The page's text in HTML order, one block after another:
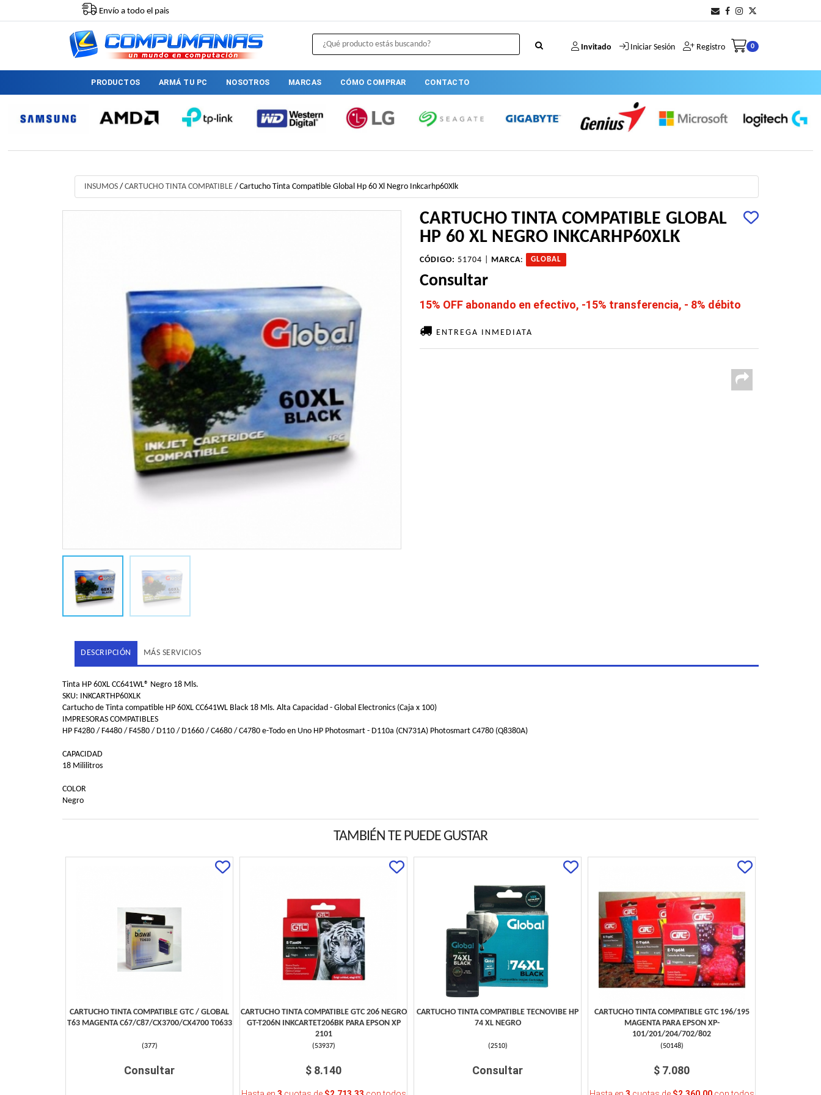
Invitado Iniciar Sesión Registro 0
PRODUCTOS ARMÁ TU PC NOSOTROS MARCAS CÓMO COMPRAR CONTACTO
Envío a todo el pais
INSUMOS / CARTUCHO TINTA COMPATIBLE / Cartucho Tinta Compatible Global Hp 60 Xl Negro Inkcarhp60Xlk
CARTUCHO TINTA COMPATIBLE GLOBAL
HP 60 XL NEGRO INKCARHP60XLK
CÓDIGO: 51704 | MARCA: GLOBAL
Consultar
15% OFF abonando en efectivo, -15% transferencia, - 8% débito
ENTREGA INMEDIATA
DESCRIPCIÓN MÁS SERVICIOS
Tinta HP 60XL CC641WL® Negro 18 Mls.
SKU: INKCARTHP60XLK
Cartucho de Tinta compatible HP 60XL CC641WL Black 18 Mls. Alta Capacidad - Global Electronics (Caja x 100)
IMPRESORAS COMPATIBLES
HP F4280 / F4480 / F4580 / D110 / D1660 / C4680 / C4780 e-Todo en Uno HP Photosmart - D110a (CN731A) Photosmart C4780 (Q8380A)
CAPACIDAD
18 Mililitros
COLOR
Negro
TAMBIÉN TE PUEDE GUSTAR
CARTUCHO TINTA COMPATIBLE GTC / GLOBAL
T63 MAGENTA C67/C87/CX3700/CX4700 T0633
(377)
Consultar
CARTUCHO TINTA COMPATIBLE GTC 206 NEGRO
GT-T206N INKCARTET206BK PARA EPSON XP
2101
(53937)
$ 8.140
CARTUCHO TINTA COMPATIBLE TECNOVIBE HP
74 XL NEGRO
(2510)
Consultar
CARTUCHO TINTA COMPATIBLE GTC 196/195
MAGENTA PARA EPSON XP-
101/201/204/702/802
(50148)
$ 7.080